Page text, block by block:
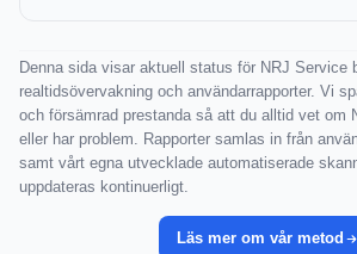
Denna sida visar aktuell status för NRJ Service
realtidsövervakning och användarrapporter. Vi
och försämrad prestanda så att du alltid vet om
eller har problem. Rapporter samlas in från
samt vårt egna utvecklade automatiserade
uppdateras kontinuerligt.
Läs mer om vår metod